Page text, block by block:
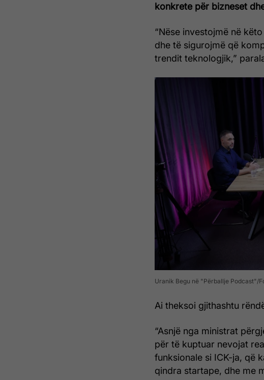
konkrete për bizneset
“Nëse investojmë në
dhe të sigurojmë që
trendit teknologjik,”
Uranik Begu në "Përballje Podcast"
Ai theksoi gjithashtu
“Asnjë nga ministrat
për të kuptuar nevojat
funksionale si ICK-ja, që
qindra startape, dhe me